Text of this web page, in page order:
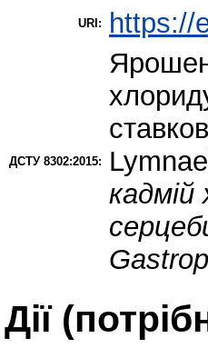
URI: https://
ДСТУ 8302:2015:
Дії